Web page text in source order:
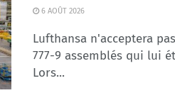
6 AOÛT 2026
Lufthansa n'acceptera
777-9 assemblés qui lui
Lors...